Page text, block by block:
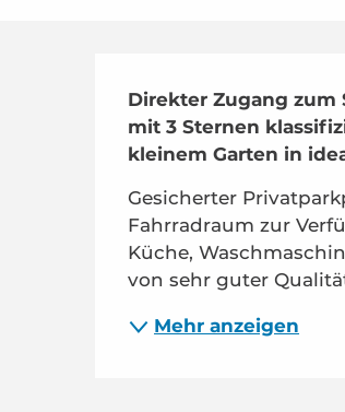
Direkter Zugang zum
mit 3 Sternen
kleinem Garten in
Gesicherter
Fahrradraum zur
Küche,
von sehr guter
Mehr anzeigen